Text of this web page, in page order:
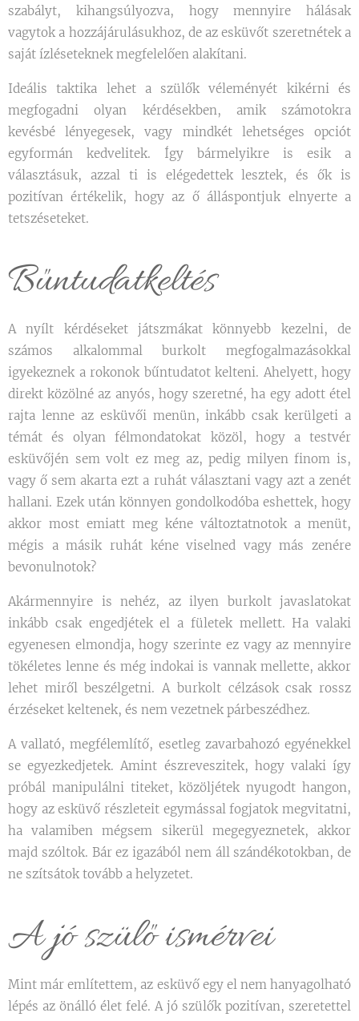
szabályt, kihangsúlyozva, hogy mennyire hálásak
vagytok a hozzájárulásukhoz, de az esküvőt szeretnétek a
saját ízléseteknek megfelelően alakítani.
Ideális taktika lehet a szülők véleményét kikérni és
megfogadni olyan kérdésekben, amik számotokra
kevésbé lényegesek, vagy mindkét lehetséges opciót
egyformán kedvelitek. Így bármelyikre is esik a
választásuk, azzal ti is elégedettek lesztek, és ők is
pozitívan értékelik, hogy az ő álláspontjuk elnyerte a
tetszéseteket.
Bűntudatkeltés
A nyílt kérdéseket játszmákat könnyebb kezelni, de
számos alkalommal burkolt megfogalmazásokkal
igyekeznek a rokonok bűntudatot kelteni. Ahelyett, hogy
direkt közölné az anyós, hogy szeretné, ha egy adott étel
rajta lenne az esküvői menün, inkább csak kerülgeti a
témát és olyan félmondatokat közöl, hogy a testvér
esküvőjén sem volt ez meg az, pedig milyen finom is,
vagy ő sem akarta ezt a ruhát választani vagy azt a zenét
hallani. Ezek után könnyen gondolkodóba eshettek, hogy
akkor most emiatt meg kéne változtatnotok a menüt,
mégis a másik ruhát kéne viselned vagy más zenére
bevonulnotok?
Akármennyire is nehéz, az ilyen burkolt javaslatokat
inkább csak engedjétek el a fületek mellett. Ha valaki
egyenesen elmondja, hogy szerinte ez vagy az mennyire
tökéletes lenne és még indokai is vannak mellette, akkor
lehet miről beszélgetni. A burkolt célzások csak rossz
érzéseket keltenek, és nem vezetnek párbeszédhez.
A vallató, megfélemlítő, esetleg zavarbahozó egyénekkel
se egyezkedjetek. Amint észreveszitek, hogy valaki így
próbál manipulálni titeket, közöljétek nyugodt hangon,
hogy az esküvő részleteit egymással fogjatok megvitatni,
ha valamiben mégsem sikerül megegyeznetek, akkor
majd szóltok. Bár ez igazából nem áll szándékotokban, de
ne szítsátok tovább a helyzetet.
A jó szülő ismérvei
Mint már említettem, az esküvő egy el nem hanyagolható
lépés az önálló élet felé. A jó szülők pozitívan, szeretettel